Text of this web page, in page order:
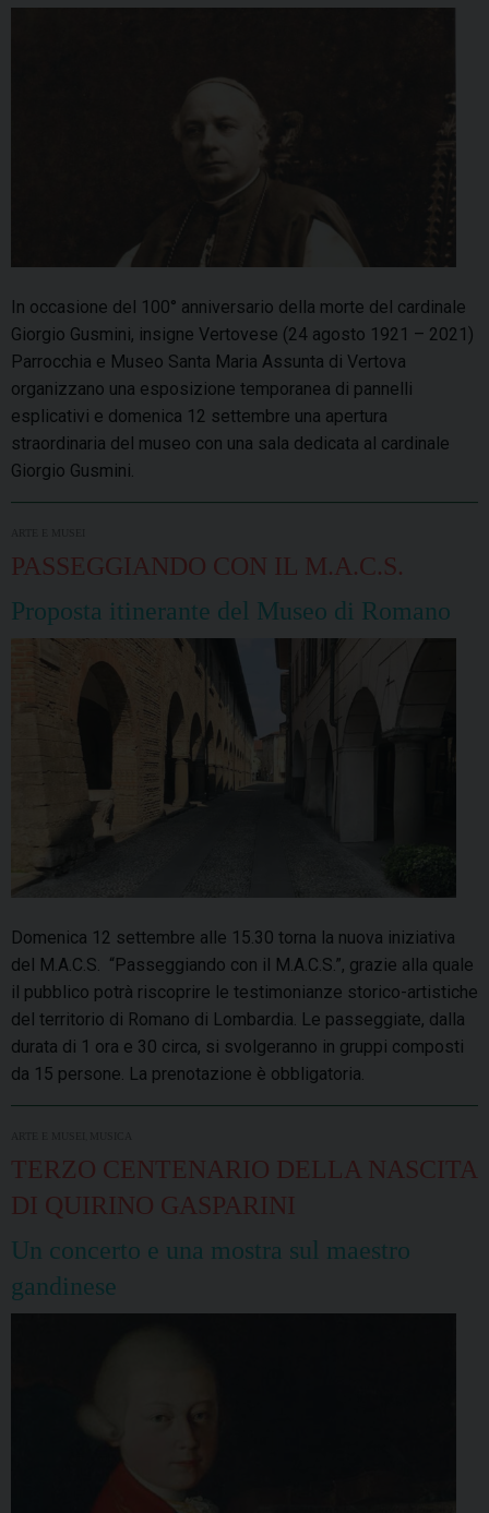
In occasione del 100° anniversario della morte del cardinale
Giorgio Gusmini, insigne Vertovese (24 agosto 1921 – 2021)
Parrocchia e Museo Santa Maria Assunta di Vertova
organizzano una esposizione temporanea di pannelli
esplicativi e domenica 12 settembre una apertura
straordinaria del museo con una sala dedicata al cardinale
Giorgio Gusmini.
PASSEGGIANDO CON IL M.A.C.S.
Proposta itinerante del Museo di Romano
Domenica 12 settembre alle 15.30 torna la nuova iniziativa
del M.A.C.S. “Passeggiando con il M.A.C.S.”, grazie alla quale
il pubblico potrà riscoprire le testimonianze storico-artistiche
del territorio di Romano di Lombardia. Le passeggiate, dalla
durata di 1 ora e 30 circa, si svolgeranno in gruppi composti
da 15 persone. La prenotazione è obbligatoria.
TERZO CENTENARIO DELLA NASCITA
DI QUIRINO GASPARINI
Un concerto e una mostra sul maestro
gandinese